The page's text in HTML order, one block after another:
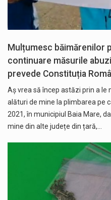
Mulțumesc băimărenilor
continuare măsurile
prevede Constituția
Aș vrea să încep astăzi prin a
alături de mine la plimbarea pe
2021, în municipiul Baia Mare,
mine din alte județe din țară,…